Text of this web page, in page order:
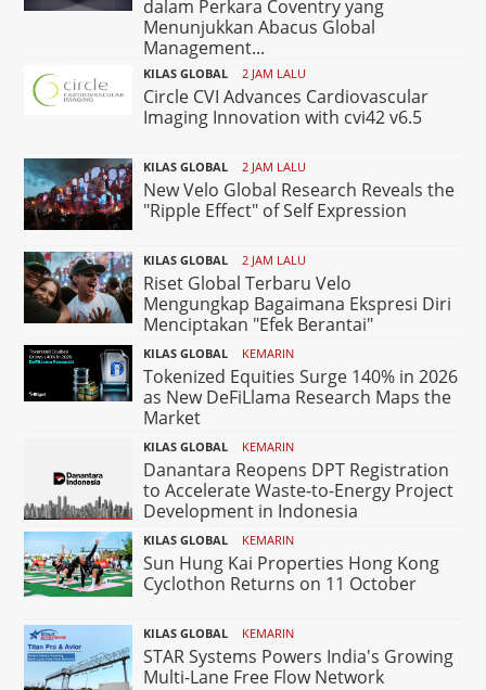
dalam Perkara Coventry yang
Menunjukkan Abacus Global
Management...
KILAS GLOBAL 2 JAM LALU
Circle CVI Advances Cardiovascular
Imaging Innovation with cvi42 v6.5
KILAS GLOBAL 2 JAM LALU
New Velo Global Research Reveals the
"Ripple Effect" of Self Expression
KILAS GLOBAL 2 JAM LALU
Riset Global Terbaru Velo
Mengungkap Bagaimana Ekspresi Diri
Menciptakan "Efek Berantai"
KILAS GLOBAL KEMARIN
Tokenized Equities Surge 140% in 2026
as New DeFiLlama Research Maps the
Market
KILAS GLOBAL KEMARIN
Danantara Reopens DPT Registration
to Accelerate Waste-to-Energy Project
Development in Indonesia
KILAS GLOBAL KEMARIN
Sun Hung Kai Properties Hong Kong
Cyclothon Returns on 11 October
KILAS GLOBAL KEMARIN
STAR Systems Powers India's Growing
Multi-Lane Free Flow Network